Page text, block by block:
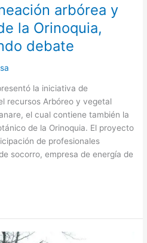
arbórea y
la Orinoquia,
debate
la iniciativa de
recursos Arbóreo y vegetal
el cual contiene también la
de la Orinoquia. El proyecto
de profesionales
socorro, empresa de energía de